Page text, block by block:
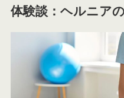
体験談：ヘルニア